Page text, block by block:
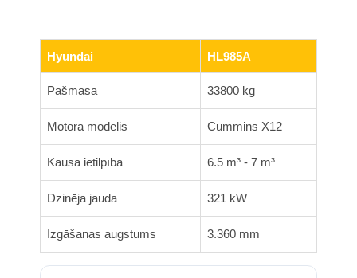
Hyundai HL985A
Pašmasa 33800 kg
Motora modelis Cummins X12
Kausa ietilpība 6.5 m³ - 7 m³
Dzinēja jauda 321 kW
Izgāšanas augstums 3.360 mm